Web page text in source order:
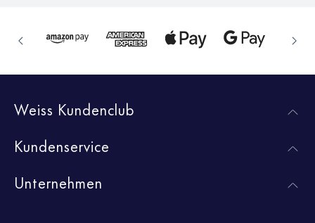
Weiss Kundenclub
Kundenservice
Unternehmen